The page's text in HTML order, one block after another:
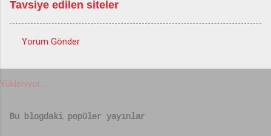
Tavsiye edilen siteler
o
r
m
Yorum Gönder
Yükleniyor...
Bu blogdaki popüler yayınlar